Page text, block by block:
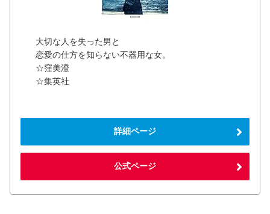
大切な人を失った男と
恋愛の仕方を知らない不器用な女。
☆窪美澄
☆集英社
詳細ページ
公式ページ